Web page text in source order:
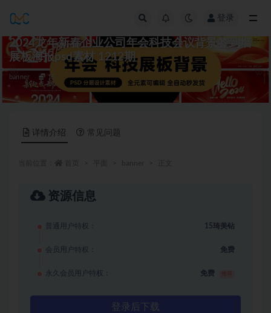
登录
2024龙年新春企业公司年会科技会议背景签到墙
展板海报psd素材 1212期
banner 15
详情介绍 常见问题
资源信息
普通用户特权： 15琦美钻
会员用户特权： 免费
永久会员用户特权： 免费
登录后下载